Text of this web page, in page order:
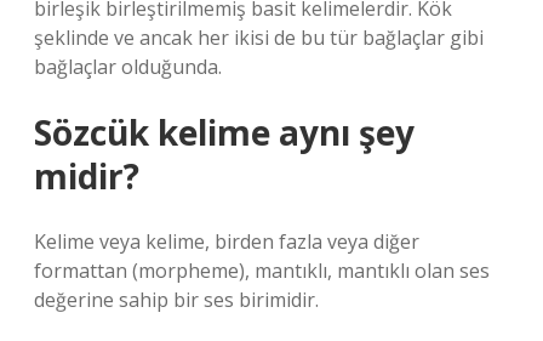
birleşik birleştirilmemiş basit kelimelerdir. Kök
şeklinde ve ancak her ikisi de bu tür bağlaçlar gibi
bağlaçlar olduğunda.
Sözcük kelime aynı şey
midir?
Kelime veya kelime, birden fazla veya diğer
formattan (morpheme), mantıklı, mantıklı olan ses
değerine sahip bir ses birimidir.